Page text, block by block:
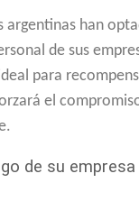
argentinas han
de sus
para
el
de su